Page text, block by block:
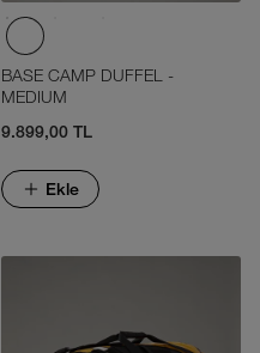
BASE CAMP DUFFEL -
MEDIUM
9.899,00 TL
Ekle